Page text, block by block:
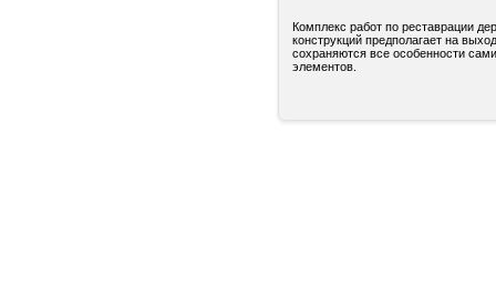
Комплекс работ по реставрации
конструкций предполагает на
сохраняются все особенности
элементов.